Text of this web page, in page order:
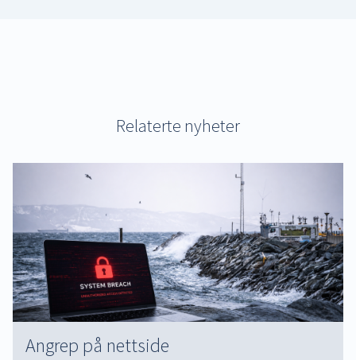
Relaterte nyheter
Angrep på nettside